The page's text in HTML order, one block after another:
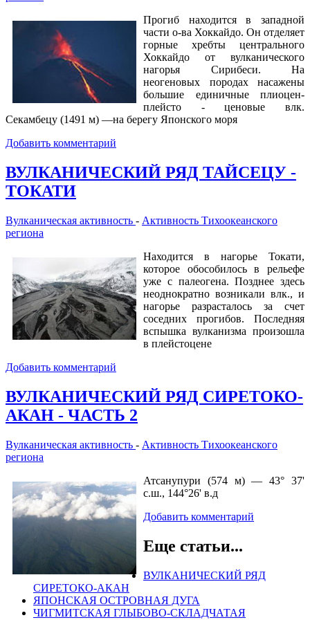
Прогиб находится в западной
части о-ва Хоккайдо. Он отделяет
горные хребты центрального
Хоккайдо от вулканического
нагорья Сирибеси. На
неогеновых породах насажены
большие единичные плиоцен-
плейсто - ценовые влк.
Секамбецу (1491 м) —на берегу Японского моря
Добавить комментарий
ВУЛКАНИЧЕСКИЙ РЯД ТАЙСЕЦУ -
ТОКАТИ
Вулканическая активность - Активность Тихоокеанского
региона
Находится в нагорье Токати,
которое обособилось в рельефе
уже с палеогена. Позднее здесь
неоднократно возникали влк., и
нагорье разрасталось за счет
соседних прогибов. Последняя
вспышка вулканизма произошла
в плейстоцене
Добавить комментарий
ВУЛКАНИЧЕСКИЙ РЯД СИРЕТОКО-
АКАН - ЧАСТЬ 2
Вулканическая активность - Активность Тихоокеанского
региона
Атсанупури (574 м) — 43° 37'
с.ш., 144°26' в.д
Добавить комментарий
Еще статьи...
ВУЛКАНИЧЕСКИЙ РЯД
СИРЕТОКО-АКАН
ЯПОНСКАЯ ОСТРОВНАЯ ДУГА
ЧИГМИТСКАЯ ГЛЫБОВО-СКЛАДЧАТАЯ